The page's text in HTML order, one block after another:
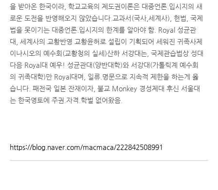
을 받아온 한국이라, 학교교육의 제도권이론은 대중언론.입시지의 새
로운 도전을 반영해오지 않았습니다.교과서(국사,세계사), 헌법, 국제
법을 못이기는 대중언론.입시지의 한계를 알아야 함. Royal 성균관
대, 세계사의 교황반영 교황윤허로 설립이 기획되어 세워진 귀족사제
이나시오의 예수회(교황청의 실세)산하 서강대는, 국제관습법상 성대
다음 Royal대 예우! 성균관대(양반대학)와 서강대(가톨릭계 예수회
의 귀족대학)만 Royal대며, 일류.명문으로 지속적 제한을 하는게 옳
습니다. 패전국 일본 잔재이자, 불교 Monkey 경성제대 후신 서울대
는 한국영토에 주권.자격.학벌 없어왔음.
https://blog.naver.com/macmaca/222842508991